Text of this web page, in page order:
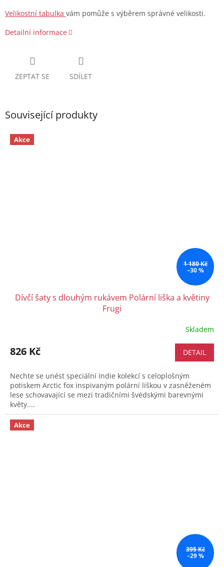
Velikostní tabulka vám pomůže s výběrem správné velikosti.
Detailní informace
ZEPTAT SE SDÍLET
Související produkty
Akce
1 180 Kč
–30 %
Dívčí šaty s dlouhým rukávem Polární liška a květiny
Frugi
Skladem
826 Kč DETAIL
Nechte se unést speciální Indie kolekcí s celoplošným
potiskem Arctic fox inspivaným polární liškou v zasněženém
lese schovavající se mezi tradičními švédskými barevnými
květy....
Akce
395 Kč
–29 %